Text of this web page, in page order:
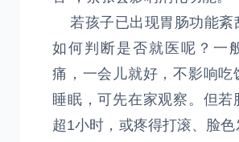
若孩子已出现胃肠功能紊
如何判断是否就医呢？一
痛，一会儿就好，不影响吃
睡眠，可先在家观察。但若
超1小时，或疼得打滚、脸